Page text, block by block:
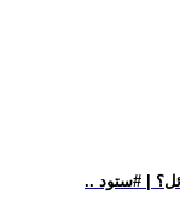
| #ستود